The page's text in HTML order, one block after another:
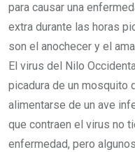
para causar una
extra durante las horas
son el anochecer y el
El virus del Nilo
picadura de un mosquito
alimentarse de un ave
que contraen el virus no
enfermedad, pero